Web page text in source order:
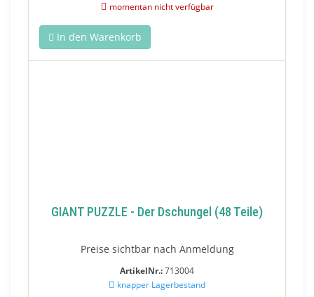
momentan nicht verfügbar
In den Warenkorb
GIANT PUZZLE - Der Dschungel (48 Teile)
Preise sichtbar nach Anmeldung
ArtikelNr.:713004
knapper Lagerbestand